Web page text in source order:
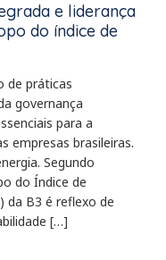
e liderança
do índice de
de práticas
governança
para a
empresas brasileiras.
Segundo
do Índice de
da B3 é reflexo de
[…]